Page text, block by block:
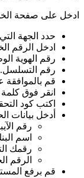
ادخل على صفحة
حدد الجهة
ادخل الرقم
رقم الهوية
رقم التسلسل.
قم
انقر فوق
اكتب كود
أدخل بيانات
رقم
اسم
رقمك
الرقم
قم برفع